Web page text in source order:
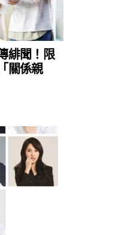
緋聞！限
關係親